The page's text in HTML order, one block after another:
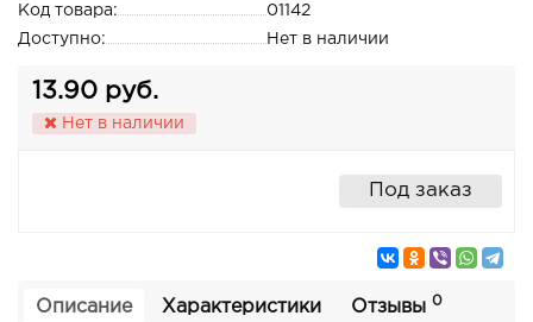
Код товара:
01142
Доступно:
Нет в наличии
13.90 руб.
Нет в наличии
Под заказ
Описание Характеристики Отзывы 0